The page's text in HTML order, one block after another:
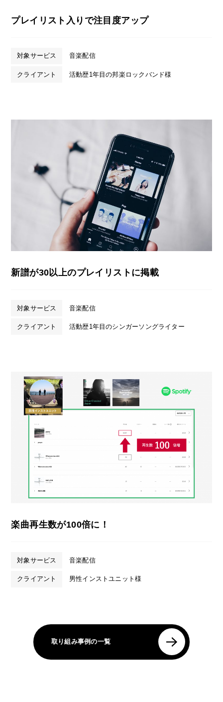
プレイリスト入りで注目度アップ
対象サービス 音楽配信
クライアント 活動歴1年目の邦楽ロックバンド様
新譜が30以上のプレイリストに掲載
対象サービス 音楽配信
クライアント 活動歴1年目のシンガーソングライター
楽曲再生数が100倍に！
対象サービス 音楽配信
クライアント 男性インストユニット様
取り組み事例の一覧